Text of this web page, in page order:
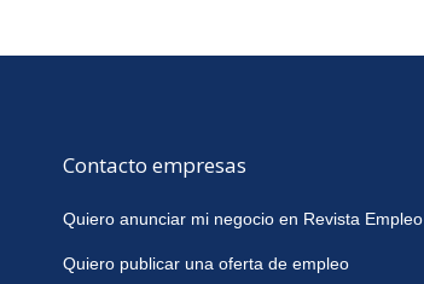
Contacto empresas
Quiero anunciar mi negocio en Revista Empleo
Quiero publicar una oferta de empleo